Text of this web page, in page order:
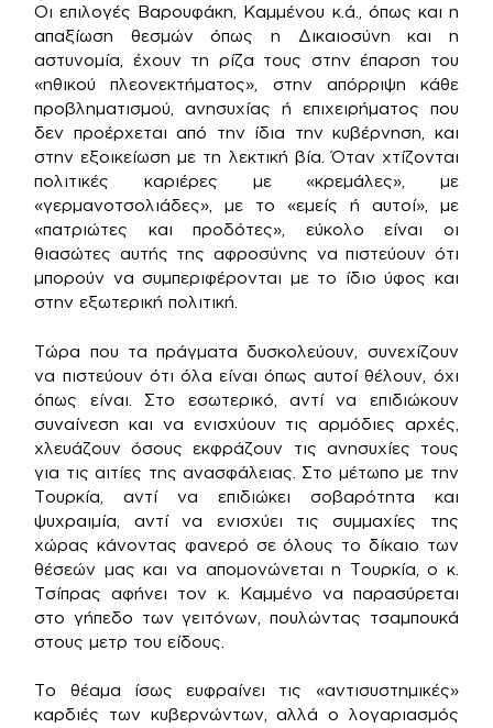
Οι επιλογές Βαρουφάκη, Καμμένου κ.ά., όπως και η
απαξίωση θεσμών όπως η Δικαιοσύνη και η
αστυνομία, έχουν τη ρίζα τους στην έπαρση του
«ηθικού πλεονεκτήματος», στην απόρριψη κάθε
προβληματισμού, ανησυχίας ή επιχειρήματος που
δεν προέρχεται από την ίδια την κυβέρνηση, και
στην εξοικείωση με τη λεκτική βία. Όταν χτίζονται
πολιτικές καριέρες με «κρεμάλες», με
«γερμανοτσολιάδες», με το «εμείς ή αυτοί», με
«πατριώτες και προδότες», εύκολο είναι οι
θιασώτες αυτής της αφροσύνης να πιστεύουν ότι
μπορούν να συμπεριφέρονται με το ίδιο ύφος και
στην εξωτερική πολιτική.
Τώρα που τα πράγματα δυσκολεύουν, συνεχίζουν
να πιστεύουν ότι όλα είναι όπως αυτοί θέλουν, όχι
όπως είναι. Στο εσωτερικό, αντί να επιδιώκουν
συναίνεση και να ενισχύουν τις αρμόδιες αρχές,
χλευάζουν όσους εκφράζουν τις ανησυχίες τους
για τις αιτίες της ανασφάλειας. Στο μέτωπο με την
Τουρκία, αντί να επιδιώκει σοβαρότητα και
ψυχραιμία, αντί να ενισχύει τις συμμαχίες της
χώρας κάνοντας φανερό σε όλους το δίκαιο των
θέσεών μας και να απομονώνεται η Τουρκία, ο κ.
Τσίπρας αφήνει τον κ. Καμμένο να παρασύρεται
στο γήπεδο των γειτόνων, πουλώντας τσαμπουκά
στους μετρ του είδους.
Το θέαμα ίσως ευφραίνει τις «αντισυστημικές»
καρδιές των κυβερνώντων, αλλά ο λογαριασμός